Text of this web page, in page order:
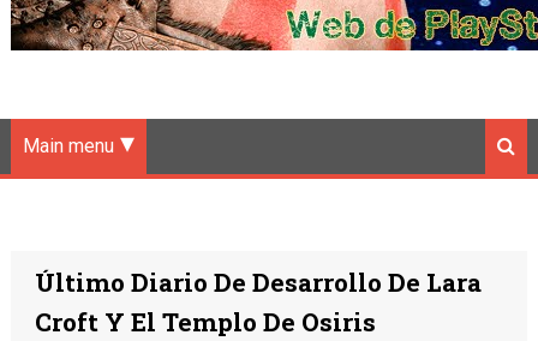
Main menu
Último Diario De Desarrollo De Lara
Croft Y El Templo De Osiris